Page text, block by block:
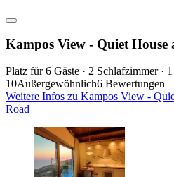
Kampos View - Quiet House
Platz für 6 Gäste · 2 Schlafzimmer ·
10Außergewöhnlich6 Bewertungen
Weitere Infos zu Kampos View -
Road